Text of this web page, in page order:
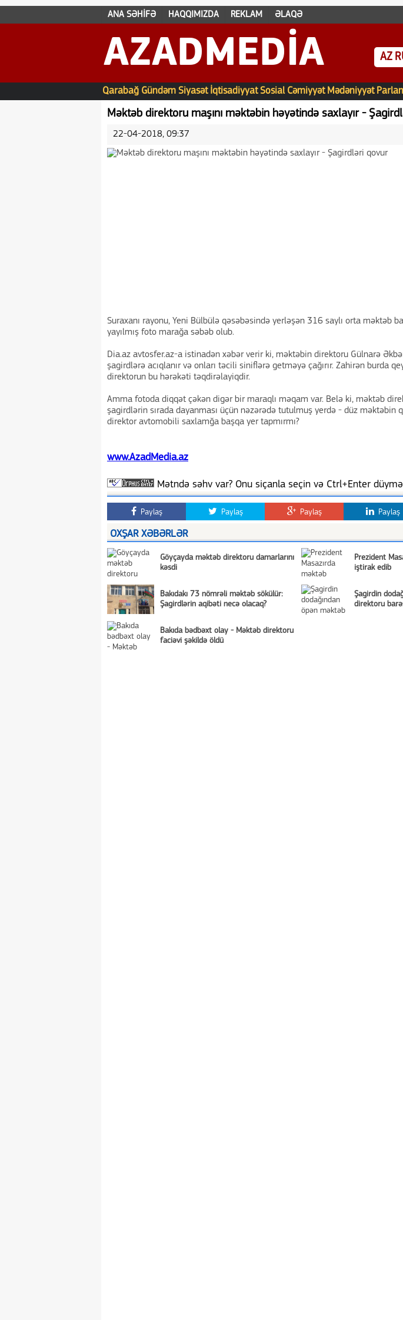
ANA SƏHİFƏ HAQQIMIZDA REKLAM ƏLAQƏ
AZADMEDIA AZ
Qarabağ Gündəm Siyasət İqtisadiyyat Sosial Cəmiyyət Mədəniyyət
Məktəb direktoru maşını məktəbin həyətində saxlayır -
22-04-2018, 09:37
Suraxanı rayonu, Yeni Bülbülə qəsəbəsində yerləşən 316 saylı orta məktəb
yayılmış foto marağa səbəb olub.
Dia.az avtosfer.az-a istinadən xəbər verir ki, məktəbin direktoru Gülnarə
şagirdlərə acıqlanır və onları təcili siniflərə getməyə çağırır. Zahirən burda
direktorun bu hərəkəti təqdirəlayiqdir.
Amma fotoda diqqət çəkən digər bir maraqlı məqam var. Belə ki, məktəb
şagirdlərin sırada dayanması üçün nəzərədə tutulmuş yerdə - düz məktəbin
direktor avtomobili saxlamğa başqa yer tapmırmı?
www.AzadMedia.az
Mətndə səhv var? Onu siçanla seçin və Ctrl+Enter
Paylaş Paylaş Paylaş Paylaş
OXŞAR XƏBƏRLƏR
Göyçayda məktəb direktoru damarlarını
kəsdi
Prezident
iştirak edib
Bakıdakı 73 nömrəli məktəb sökülür:
Şagirdlərin aqibəti necə olacaq?
Şagirdin
direktoru
Bakıda bədbəxt olay - Məktəb direktoru
faciəvi şəkildə öldü